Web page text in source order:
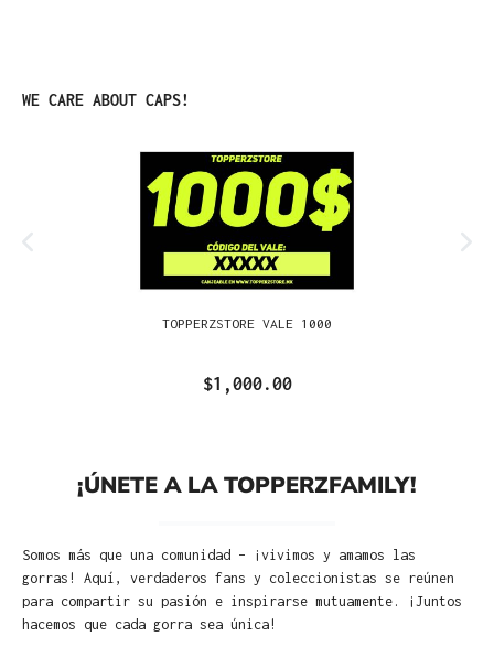
Omitir la galería de productos
WE CARE ABOUT CAPS!
TOPPERZSTORE VALE 1000
$1,000.00
¡ÚNETE A LA TOPPERZFAMILY!
Somos más que una comunidad – ¡vivimos y amamos las
gorras! Aquí, verdaderos fans y coleccionistas se reúnen
para compartir su pasión e inspirarse mutuamente. ¡Juntos
hacemos que cada gorra sea única!